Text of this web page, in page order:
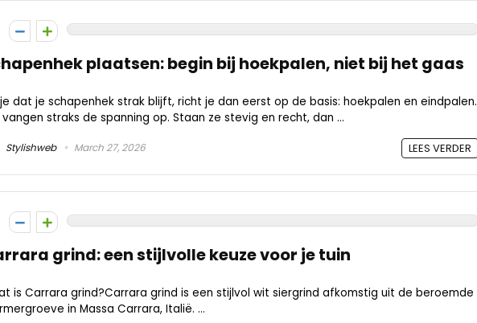
plaatsen: begin bij hoekpalen, niet bij het gaas
dat je schapenhek strak blijft, richt je dan eerst op de basis: hoekpalen en eindpalen.
vangen straks de spanning op. Staan ze stevig en recht, dan ...
Stylishweb March 27, 2026 LEES VERDER
grind: een stijlvolle keuze voor je tuin
is Carrara grind?Carrara grind is een stijlvol wit siergrind afkomstig uit de beroemde
in Massa Carrara, Italië. ...